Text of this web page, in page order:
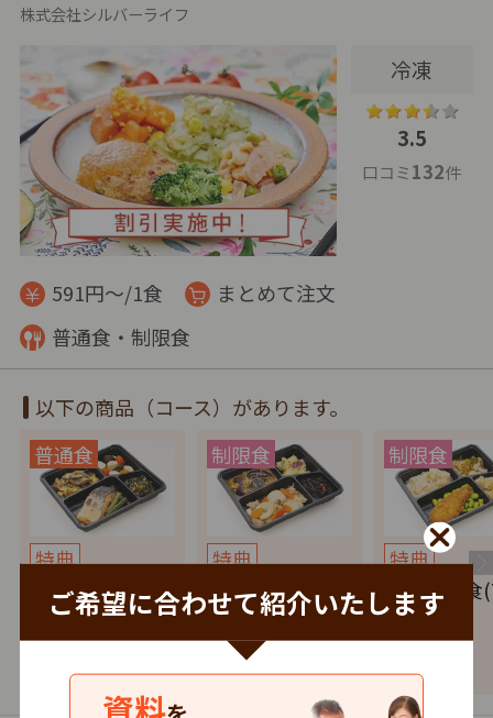
ご希望に合わせて紹介いたします
資料
株式会社シルバーライフ
冷凍
3.5
口コミ132件
591円～/1食
まとめて注文
普通食・制限食
以下の商品（コース）があります。
特典
健康バランス(7
食セット)
4,137円 税込
特典
たんぱく調整食
(7食セット)
4,137円 税込
特典
塩分制限
セット)
4,137